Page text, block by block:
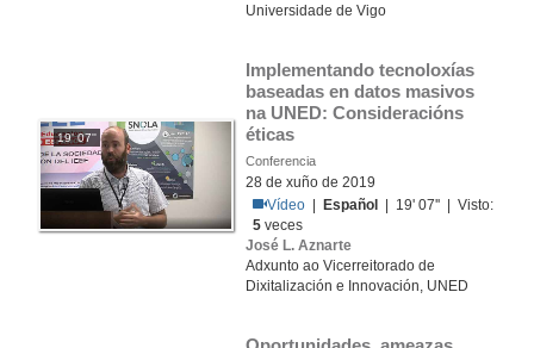
Universidade de Vigo
19' 07''
Implementando tecnoloxías
baseadas en datos masivos
na UNED: Consideracións
éticas
Conferencia
28 de xuño de 2019
Vídeo
Español
| 19' 07'' | Visto:
5 veces
José L. Aznarte
Adxunto ao Vicerreitorado de
Dixitalización e Innovación, UNED